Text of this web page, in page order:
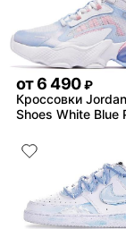
от6 490 ₽
Кроссовки
Shoes White Blue